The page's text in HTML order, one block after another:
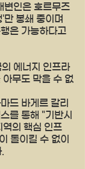
변인은 호르무즈
만 봉쇄 중이며
은 가능하다고
에너지 인프라
무도 막을 수 없
드 바게르 갈리
를 통해 "기반시
역의 핵심 인프
돌이킬 수 없이